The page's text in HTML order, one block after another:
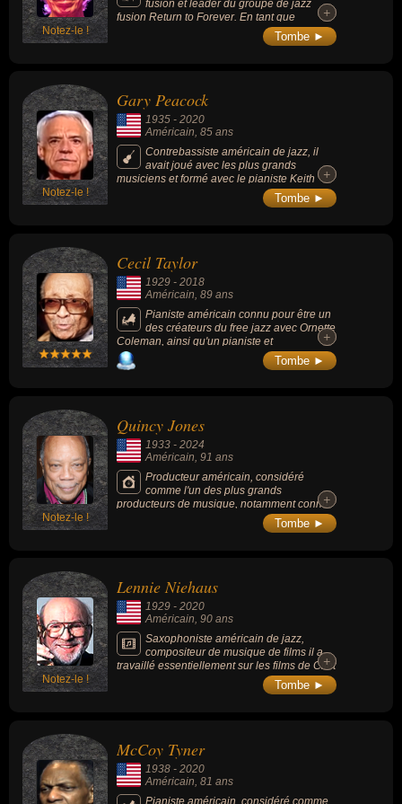
Notez-le !
fusion et leader du groupe de jazz
fusion Return to Forever. En tant que
membre du groupe de Miles Davis dans les
années 1960, il a participé à la naissance du
Tyner et Keith Jarrett).
+
+
Tombe ►
Notez-le !
Gary Peacock
1935 - 2020
Américain, 85 ans
Contrebassiste américain de jazz, il
avait joué avec les plus grands
musiciens et formé avec le pianiste Keith
Jarrett et le batteur John Dejohnette un trio
+
+
Tombe ►
Cecil Taylor
1929 - 2018
Américain, 89 ans
Pianiste américain connu pour être un
des créateurs du free jazz avec Ornette
Coleman, ainsi qu'un pianiste et
improvisateur furieux de jazz.
+
+
Tombe ►
Notez-le !
Quincy Jones
1933 - 2024
Américain , 91 ans
Producteur américain, considéré
comme l'un des plus grands
producteurs de musique, notamment connu
pour le trio qu'il forma avec Bruce Swedien
(ingénieur du son) et Michael Jackson sur
qu'un Grammy Legend Award en 1992. Il a
obtenu des succès personnels avec les titres
« Soul Bossa Nova » (1962) et « Ai No
Corrida » (1981).
+
+
Tombe ►
Notez-le !
Lennie Niehaus
1929 - 2020
Américain, 90 ans
Saxophoniste américain de jazz,
compositeur de musique de films il a
travaillé essentiellement sur les films de Clint
Eastwood comme « Sur la route de Madison
» (1995). C'est un représentant du jazz West
+
+
Tombe ►
McCoy Tyner
1938 - 2020
Américain , 81 ans
Pianiste américain, considéré comme